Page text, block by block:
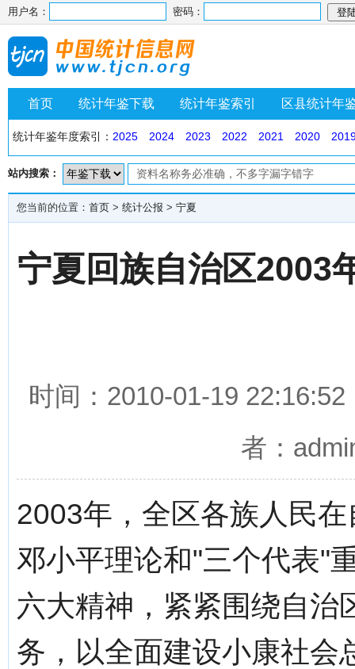
用户名： 密码：
首页 统计年鉴下载 统计年鉴索引 区县统计年
统计年鉴年度索引： 2025 2024 2023 2022 2021 2020
站内搜索：
您当前的位置： 首页 > 统计公报 > 宁夏
宁夏回族自治区2003
时间：2010-01-19
者：
2003年，全区各族人民
邓小平理论和"三个代表"
六大精神，紧紧围绕自治
务，以全面建设小康社会